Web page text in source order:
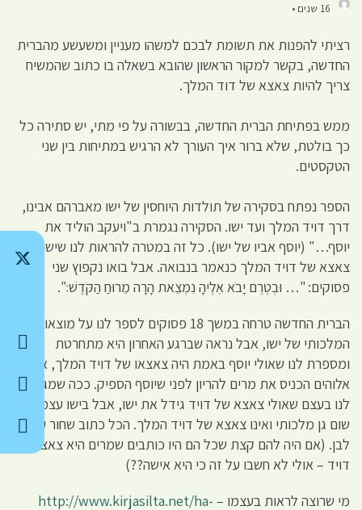
16 שנים •
רציתי להפנות את תשומת לבכם למשהו מעניין ומשעשע מהברית
החדשה, בקשר למקור הראשון שהובא בשאלה בו כתוב שהמשיח
צריך להיות צאצא של דוד המלך.
ממש בפתיחת הברית החדשה, בבשורה על פי מתי, יש סתירה כל
כך בולטת, שלא ברור איך העורך לא הרגיש במתיחות בין שני
הטקסטים.
הספר נפתח בסקירה של תולדות היוחסין של ישו מאברהם אבינו,
דרך דויד המלך ועד ישו. הסקירה נגמרת ב"ויעקב הוליד את
יוסף…" (יוסף אביו של ישו). כל זה במטרה להראות לנו שישו הוא
צאצא של דויד המלך כנאמר בנבואה. אבל בואו נקפוץ שני
פסוקים: "… וּבְטֶרֶם יָבֹא אֵלֶיהָ נִמְצֵאת הָרָה מֵרוּחַ הַקֹּדֶשׁ׃".
הברית החדשה טרחה במשך 18 פסוקים לספר לנו על מוצאו
המלכותי של ישו, אבל נראה שברגע האחרון היא מתחרטת
ומספרת לנו שאולי יוסף באמת היה צאצאו של דויד המלך, אבל
אלוהים הכניס את מרים להריון לפני שיוסף הספיק. ככה שמגלים
לנו בעצם שאולי צאצא של דויד גידל את ישו, אבל בישו עצמו אין
שום גן מלכותי ואינו צאצא של דויד המלך. הכל כתוב שחור על גבי
לבן. (אם היה להם קצת שכל הם היו כותבים שמרים היא צאצא של
דויד – אולי לא חשבו על זה כי היא אישה??)
מי שרוצה לראות בעצמו – http://www.kirjasilta.net/ha-